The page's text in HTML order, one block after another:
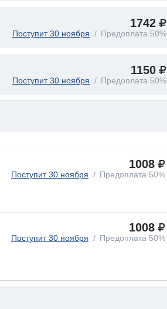
1742
Поступит 30 ноября Предоплата 50%
1150
Поступит 30 ноября Предоплата 50%
1008
Поступит 30 ноября Предоплата 50%
1008
Поступит 30 ноября Предоплата 50%